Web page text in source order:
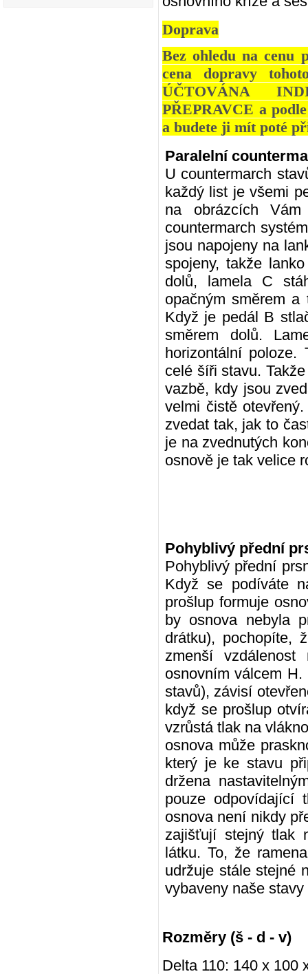
Doprava
Bez ohledu na cenu
cena dopravy
ÚČTOVÁNA
PŘEPRAVCE a
a budete ji mít poté
Paralelní
U countermarch
každý list je všemi
na obrázcích
countermarch
jsou napojeny na
spojeny, takže
dolů, lamela C
opačným směrem
Když je pedál B
směrem dolů.
horizontální
celé šíři stavu.
vazbě, kdy jsou
velmi čistě
zvedat tak, jak to
je na zvednutých
osnově je tak velice
Pohyblivý přední
Pohyblivý přední
Když se podíváte
prošlup formuje
by osnova nebyla
drátku), pochopíte,
zmenší
osnovním válcem
stavů), závisí
když se prošlup
vzrůstá tlak na
osnova může
který je ke stavu
držena
pouze odpovídající
osnova není nikdy
zajišťují stejný tlak
látku. To, že
udržuje stále stejné
vybaveny naše
Rozměry (š - d - v)
Delta 110: 140 x 100